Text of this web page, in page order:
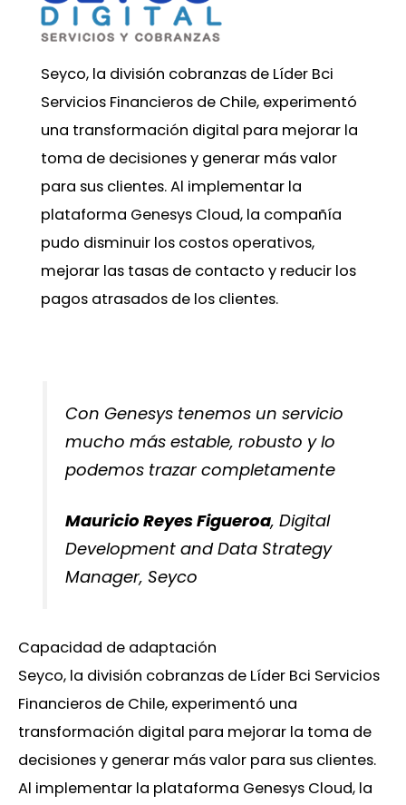
Seyco, la división cobranzas de Líder Bci
Servicios Financieros de Chile, experimentó
una transformación digital para mejorar la
toma de decisiones y generar más valor
para sus clientes. Al implementar la
plataforma Genesys Cloud, la compañía
pudo disminuir los costos operativos,
mejorar las tasas de contacto y reducir los
pagos atrasados ​​de los clientes.
Con Genesys tenemos un servicio
mucho más estable, robusto y lo
podemos trazar completamente
Mauricio Reyes Figueroa, Digital
Development and Data Strategy
Manager, Seyco
Capacidad de adaptación
Seyco, la división cobranzas de Líder Bci Servicios
Financieros de Chile, experimentó una
transformación digital para mejorar la toma de
decisiones y generar más valor para sus clientes.
Al implementar la plataforma Genesys Cloud, la